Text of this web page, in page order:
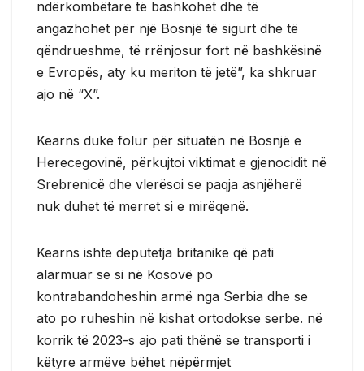
ndërkombëtare të bashkohet dhe të
angazhohet për një Bosnjë të sigurt dhe të
qëndrueshme, të rrënjosur fort në bashkësinë
e Evropës, aty ku meriton të jetë”, ka shkruar
ajo në “X”.
Kearns duke folur për situatën në Bosnjë e
Herecegovinë, përkujtoi viktimat e gjenocidit në
Srebrenicë dhe vlerësoi se paqja asnjëherë
nuk duhet të merret si e mirëqenë.
Kearns ishte deputetja britanike që pati
alarmuar se si në Kosovë po
kontrabandoheshin armë nga Serbia dhe se
ato po ruheshin në kishat ortodokse serbe. në
korrik të 2023-s ajo pati thënë se transporti i
këtyre armëve bëhet nëpërmjet